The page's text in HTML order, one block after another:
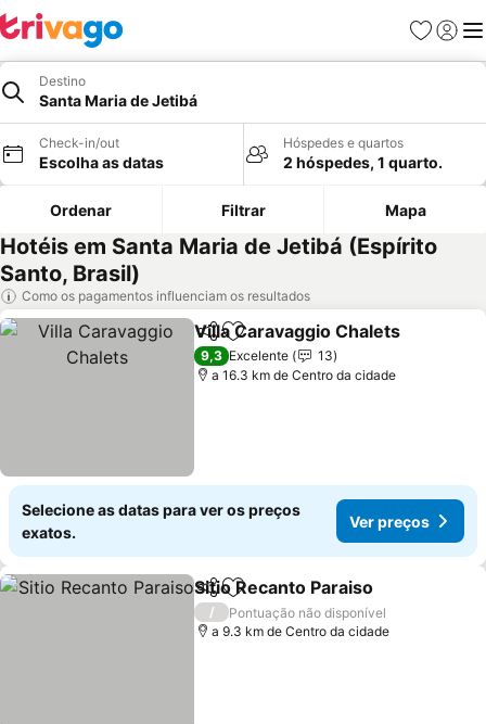
Favoritos
Iniciar
Destino
Santa Maria de Jetibá
Check-in/out
Escolha as datas
Hóspedes e quartos
2 hóspedes, 1 quarto.
Ordenar Filtrar Mapa
Hotéis em Santa Maria de Jetibá (Espírito
Santo, Brasil)
Como os pagamentos influenciam os resultados
PartilharAdicionar aos favoritos
Villa Caravaggio Chalets
9,3 Excelente
13
a 16.3 km de Centro da cidade
Selecione as datas para ver os preços
exatos.
Ver preços
PartilharAdicionar aos favoritos
Sitio Recanto Paraiso
/
Pontuação não disponível
a 9.3 km de Centro da cidade